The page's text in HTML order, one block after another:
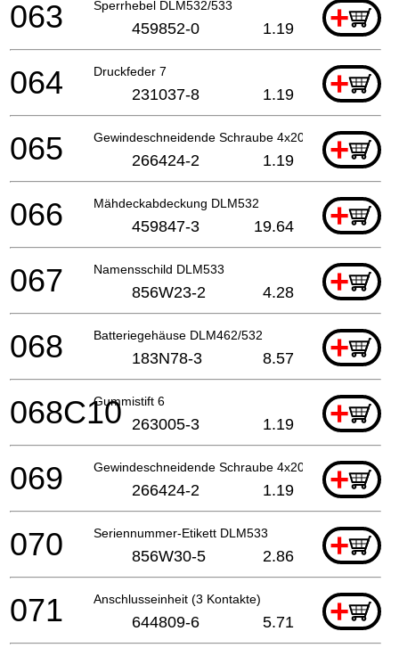
Sperrhebel DLM532/533 +
063 459852-0 1.19
Druckfeder 7 +
064 231037-8 1.19
Gewindeschneidende Schraube 4x20 +
065 266424-2 1.19
Mähdeckabdeckung DLM532 +
066 459847-3 19.64
Namensschild DLM533 +
067 856W23-2 4.28
Batteriegehäuse DLM462/532 +
068 183N78-3 8.57
Gummistift 6 +
068C10 263005-3 1.19
Gewindeschneidende Schraube 4x20 +
069 266424-2 1.19
Seriennummer-Etikett DLM533 +
070 856W30-5 2.86
Anschlusseinheit (3 Kontakte) +
071 644809-6 5.71